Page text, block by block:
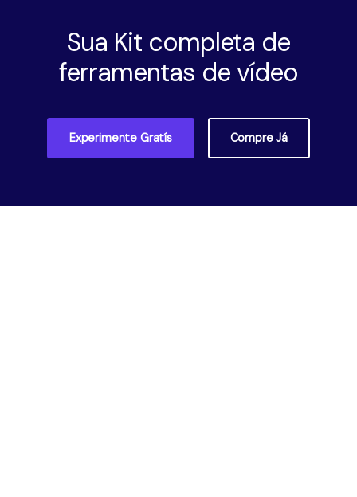
Sua Kit completa de
ferramentas de vídeo
Experimente Gratís Compre Já